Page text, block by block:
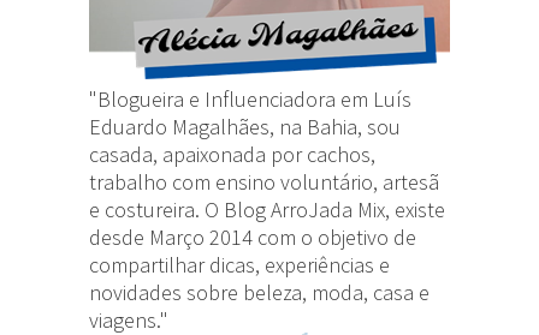
"Blogueira e Influenciadora em Luís
Eduardo Magalhães, na Bahia, sou
casada, apaixonada por cachos,
trabalho com ensino voluntário, artesã
e costureira. O Blog ArroJada Mix, existe
desde Março 2014 com o objetivo de
compartilhar dicas, experiências e
novidades sobre beleza, moda, casa e
viagens."